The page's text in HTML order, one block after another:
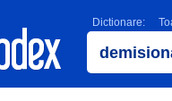
Dictionare: